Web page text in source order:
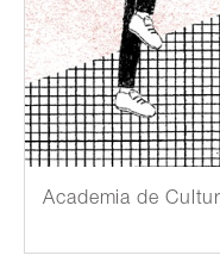
Academia de